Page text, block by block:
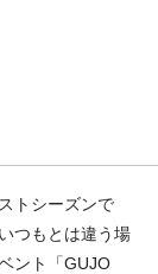
トシーズンで
つもとは違う場
ント「GUJO